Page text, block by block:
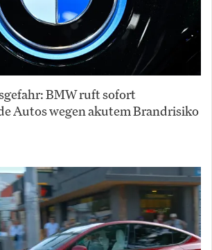
BMW ruft sofort
Autos wegen akutem Brandrisiko